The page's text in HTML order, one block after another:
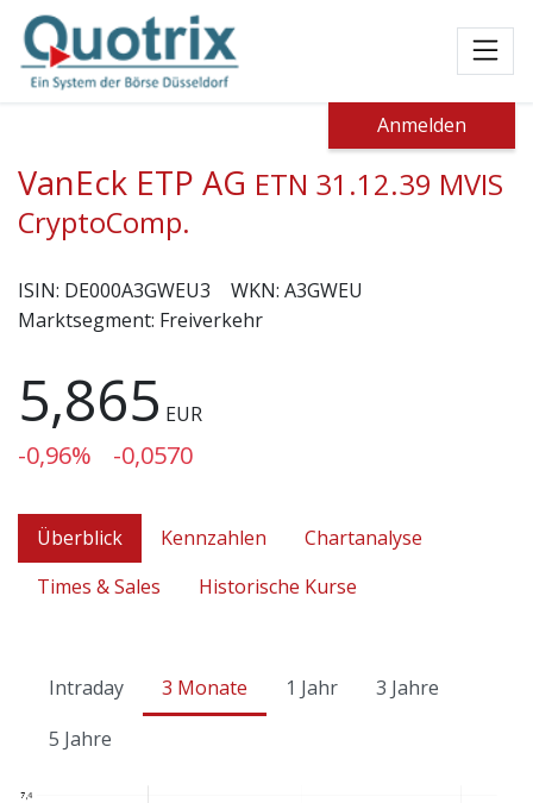
Anmelden
VanEck ETP AG ETN 31.12.39 MVIS
CryptoComp.
ISIN: DE000A3GWEU3 WKN: A3GWEU
Marktsegment: Freiverkehr
5,865 EUR
-0,96% -0,0570
Überblick Kennzahlen
Chartanalyse
Times & Sales
Historische Kurse
Intraday 3 Monate 1 Jahr
3 Jahre
5 Jahre